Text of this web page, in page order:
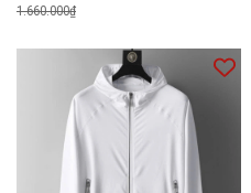
1.660.000₫